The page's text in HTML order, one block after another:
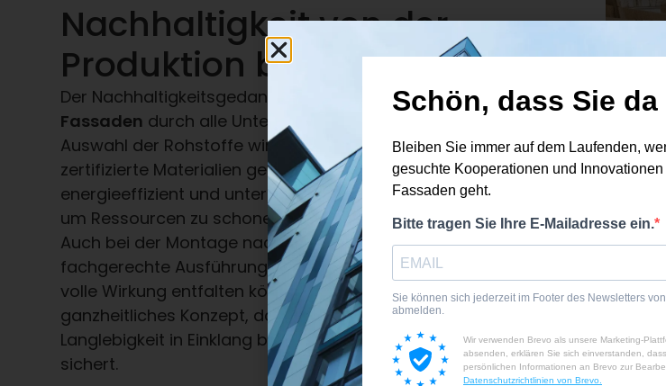
Nachhaltigkeit von der
Produktion bis zur Montage
Der Nachhaltigkeitsgedanke zieht sich beiMüller Fenster &
Fassaden durch alle Unternehmensbereiche. Bereits bei der
Auswahl der Rohstoffe wird auf umweltfreundliche,
zertifizierte Materialien geachtet. Die Produktion erfolgt
energieeffizient und unter Einsatz modernster Technologien,
um Ressourcen zu schonen und Emissionen zu minimieren.
Auch bei der Montage nachhaltiger Fenster wird auf eine
fachgerechte Ausführung geachtet, damit die Systeme ihre
volle Wirkung entfalten können. So entsteht ein
ganzheitliches Konzept, das Umwelt, Qualität und
Langlebigkeit in Einklang bringt und Ihnen langfristig Vorteile
sichert.